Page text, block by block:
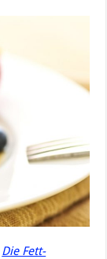
Die Fett-